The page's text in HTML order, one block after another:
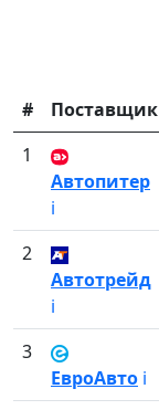
# Поставщик
1
Автопитер
ℹ️
2
Автотрейд
ℹ️
3
ЕвроАвто ℹ️